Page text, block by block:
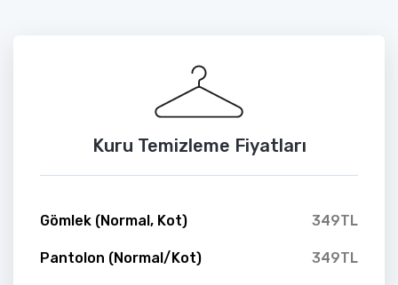
Kuru Temizleme Fiyatları
Gömlek (Normal, Kot) 349TL
Pantolon (Normal/Kot) 349TL